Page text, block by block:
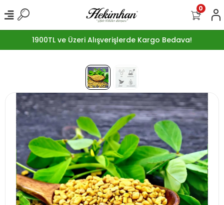
1900TL ve Üzeri Alışverişlerde Kargo Bedava!
0